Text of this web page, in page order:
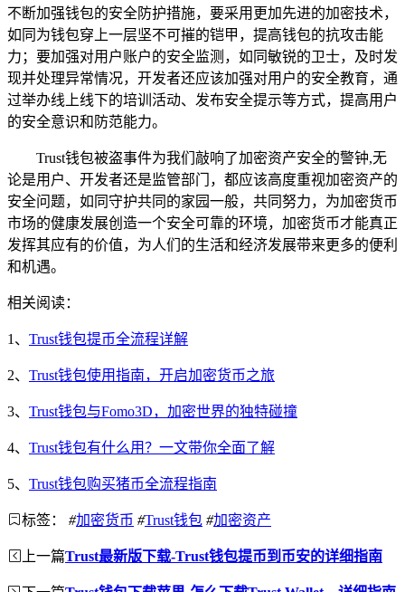
不断加强钱包的安全防护措施，要采用更加先进的加密技术，
如同为钱包穿上一层坚不可摧的铠甲，提高钱包的抗攻击能
力；要加强对用户账户的安全监测，如同敏锐的卫士，及时发
现并处理异常情况，开发者还应该加强对用户的安全教育，通
过举办线上线下的培训活动、发布安全提示等方式，提高用户
的安全意识和防范能力。
Trust钱包被盗事件为我们敲响了加密资产安全的警钟,无
论是用户、开发者还是监管部门，都应该高度重视加密资产的
安全问题，如同守护共同的家园一般，共同努力，为加密货币
市场的健康发展创造一个安全可靠的环境，加密货币才能真正
发挥其应有的价值，为人们的生活和经济发展带来更多的便利
和机遇。
相关阅读：
1、 Trust钱包提币全流程详解
2、 Trust钱包使用指南，开启加密货币之旅
3、 Trust钱包与Fomo3D，加密世界的独特碰撞
4、 Trust钱包有什么用？一文带你全面了解
5、 Trust钱包购买猪币全流程指南
标签： #加密货币 #Trust钱包 #加密资产
上一篇Trust最新版下载-Trust钱包提币到币安的详细指南